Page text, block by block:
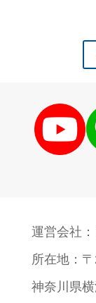
運営会社
所在地：
神奈川県